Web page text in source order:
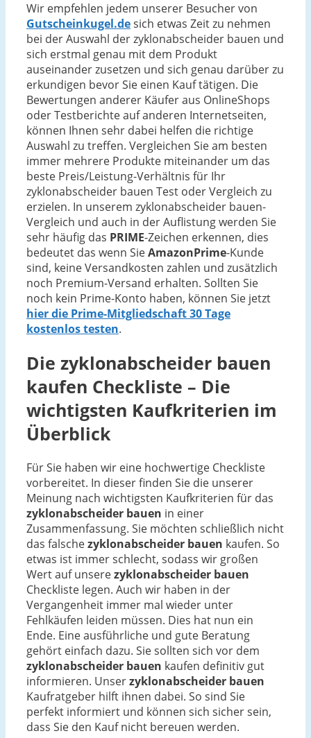
Wir empfehlen jedem unserer Besucher von
Gutscheinkugel.desich etwas Zeit zu nehmen
bei der Auswahl der zyklonabscheider bauen und
sich erstmal genau mit dem Produkt
auseinander zusetzen und sich genau darüber zu
erkundigen bevor Sie einen Kauf tätigen. Die
Bewertungen anderer Käufer aus OnlineShops
oder Testberichte auf anderen Internetseiten,
können Ihnen sehr dabei helfen die richtige
Auswahl zu treffen. Vergleichen Sie am besten
immer mehrere Produkte miteinander um das
beste Preis/Leistung-Verhältnis für Ihr
zyklonabscheider bauen Test oder Vergleich zu
erzielen. In unserem zyklonabscheider bauen-
Vergleich und auch in der Auflistung werden Sie
sehr häufig das PRIME-Zeichen erkennen, dies
bedeutet das wenn SieAmazonPrime-Kunde
sind, keine Versandkosten zahlen und zusätzlich
noch Premium-Versand erhalten. Sollten Sie
noch kein Prime-Konto haben, können Sie jetzt
hier die Prime-Mitgliedschaft 30 Tage
kostenlos testen.
Die zyklonabscheider bauen
kaufen Checkliste – Die
wichtigsten Kaufkriterien im
Überblick
Für Sie haben wir eine hochwertige Checkliste
vorbereitet. In dieser finden Sie die unserer
Meinung nach wichtigsten Kaufkriterien für das
zyklonabscheider bauen in einer
Zusammenfassung. Sie möchten schließlich nicht
das falschezyklonabscheider bauen kaufen. So
etwas ist immer schlecht, sodass wir großen
Wert auf unserezyklonabscheider bauen
Checkliste legen. Auch wir haben in der
Vergangenheit immer mal wieder unter
Fehlkäufen leiden müssen. Dies hat nun ein
Ende. Eine ausführliche und gute Beratung
gehört einfach dazu. Sie sollten sich vor dem
zyklonabscheider bauen kaufen definitiv gut
informieren. Unserzyklonabscheider bauen
Kaufratgeber hilft ihnen dabei. So sind Sie
perfekt informiert und können sich sicher sein,
dass Sie den Kauf nicht bereuen werden.